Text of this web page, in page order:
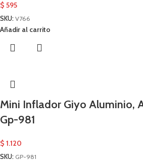
$ 595
SKU: V766
Añadir al carrito
Mini Inflador Giyo Aluminio,
Gp-981
$ 1.120
SKU: GP-981